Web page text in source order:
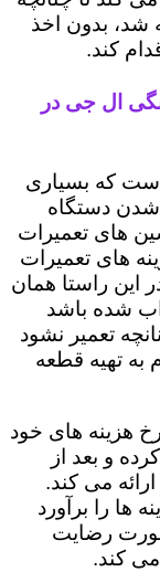
شد، بدون اخذ
کند.
ال جی در
است که بسیاری
شدن دستگاه
های تعمیرات
های تعمیرات
این راستا همان
شده باشد
تعمیر نشود
به تهیه قطعه
هزینه های خود
و بعد از
می کند.
ها را برآورد
رضایت
کند.